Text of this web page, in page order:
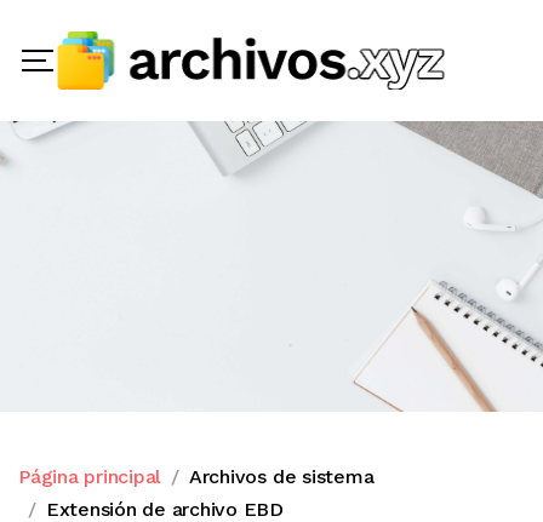
Página principal
Archivos de sistema
Extensión de archivo EBD